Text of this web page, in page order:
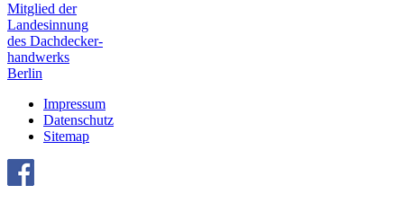
Mitglied der
Landesinnung
des Dachdecker-
handwerks
Berlin
Impressum
Datenschutz
Sitemap